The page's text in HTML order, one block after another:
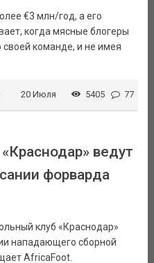
€3 млн/год, а его
когда мясные блогеры
своей команде, и не имея
20 Июля 5405 77
ведут
форварда
клуб «Краснодар»
нападающего сборной
AfricaFoot.